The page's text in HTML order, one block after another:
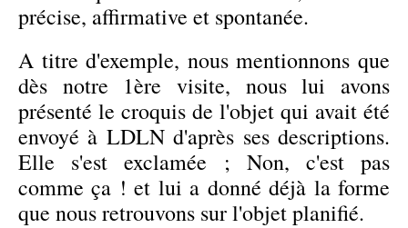
précise, affirmative et spontanée.
A titre d'exemple, nous mentionnons que
dès notre 1ère visite, nous lui avons
présenté le croquis de l'objet qui avait été
envoyé à LDLN d'après ses descriptions.
Elle s'est exclamée ; Non, c'est pas
comme ça ! et lui a donné déjà la forme
que nous retrouvons sur l'objet planifié.